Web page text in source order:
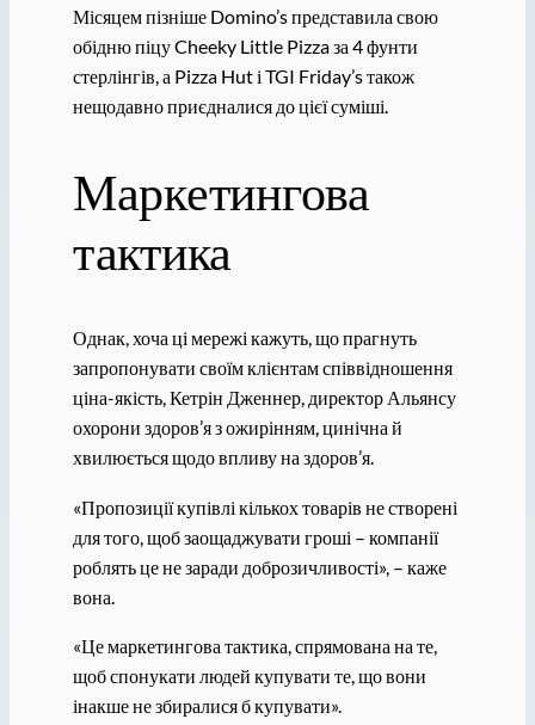
Місяцем пізніше Domino’s представила свою
обідню піцу Cheeky Little Pizza за 4 фунти
стерлінгів, а Pizza Hut і TGI Friday’s також
нещодавно приєдналися до цієї суміші.
Маркетингова
тактика
Однак, хоча ці мережі кажуть, що прагнуть
запропонувати своїм клієнтам співвідношення
ціна-якість, Кетрін Дженнер, директор Альянсу
охорони здоров’я з ожирінням, цинічна й
хвилюється щодо впливу на здоров’я.
«Пропозиції купівлі кількох товарів не створені
для того, щоб заощаджувати гроші – компанії
роблять це не заради доброзичливості», – каже
вона.
«Це маркетингова тактика, спрямована на те,
щоб спонукати людей купувати те, що вони
інакше не збиралися б купувати».